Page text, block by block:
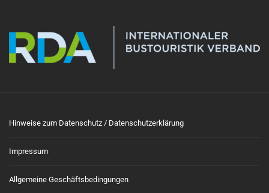
Hinweise zum Datenschutz / Datenschutzerklärung
Impressum
Allgemeine Geschäftsbedingungen